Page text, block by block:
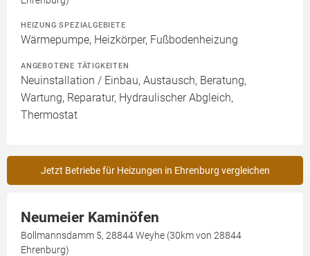
HEIZUNG SPEZIALGEBIETE
Wärmepumpe, Heizkörper, Fußbodenheizung
ANGEBOTENE TÄTIGKEITEN
Neuinstallation / Einbau, Austausch, Beratung,
Wartung, Reparatur, Hydraulischer Abgleich,
Thermostat
Jetzt Betriebe für Heizungen in Ehrenburg vergleichen
Neumeier Kaminöfen
Bollmannsdamm 5, 28844 Weyhe (30km von 28844
Ehrenburg)